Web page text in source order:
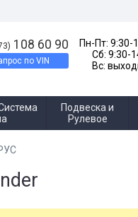
108 60 90
по VIN
Пн-Пт: 9:30-
Сб: 9:30-
Вс:
Подвеска и
Рулевое